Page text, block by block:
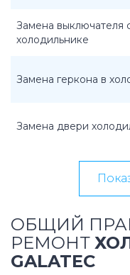
Замена выключателя
холодильнике
Замена геркона в
Замена двери
ОБЩИЙ
РЕМОНТ
GALATEC